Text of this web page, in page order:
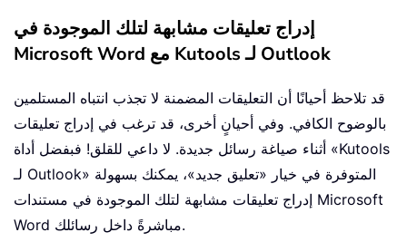
إدراج تعليقات مشابهة لتلك الموجودة في
Microsoft Word مع Kutools لـ Outlook
قد تلاحظ أحيانًا أن التعليقات المضمنة لا تجذب انتباه المستلمين
بالوضوح الكافي. وفي أحيانٍ أخرى، قد ترغب في إدراج تعليقات
أثناء صياغة رسائل جديدة. لا داعي للقلق! فبفضل أداة «Kutools
لـ Outlook» المتوفرة في خيار «تعليق جديد»، يمكنك بسهولة
إدراج تعليقات مشابهة لتلك الموجودة في مستندات Microsoft
Word مباشرةً داخل رسائلك.